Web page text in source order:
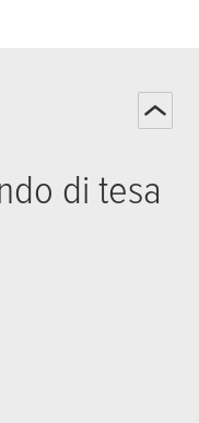
di tesa